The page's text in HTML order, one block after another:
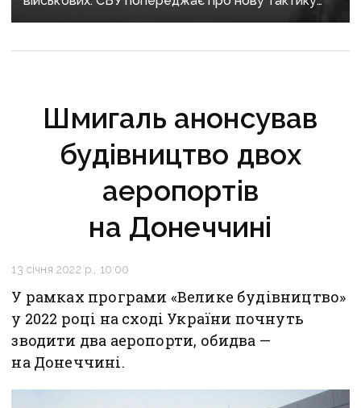
спецслужб рф
Шмигаль анонсував
будівництво двох
аеропортів
на Донеччині
13 січня 2022 р., 10:00
У рамках програми «Велике будівництво»
у 2022 році на сході України почнуть
зводити два аеропорти, обидва —
на Донеччині.